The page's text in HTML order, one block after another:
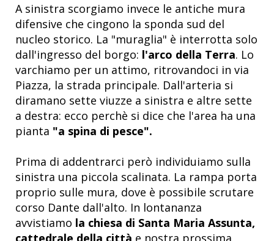
A sinistra scorgiamo invece le antiche mura
difensive che cingono la sponda sud del
nucleo storico. La "muraglia" è interrotta solo
dall'ingresso del borgo: l'arco della Terra. Lo
varchiamo per un attimo, ritrovandoci in via
Piazza, la strada principale. Dall'arteria si
diramano sette viuzze a sinistra e altre sette
a destra: ecco perchè si dice che l'area ha una
pianta "a spina di pesce".
Prima di addentrarci però individuiamo sulla
sinistra una piccola scalinata. La rampa porta
proprio sulle mura, dove è possibile scrutare
corso Dante dall'alto. In lontananza
avvistiamo la chiesa di Santa Maria Assunta,
cattedrale della città e nostra prossima